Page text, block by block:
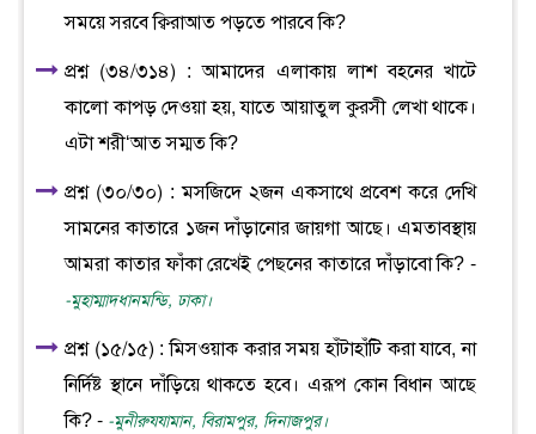
সময়ে সরবে ক্বিরাআত পড়তে পারবে কি?
প্রশ্ন (৩৪/৩১৪) : আমাদের এলাকায় লাশ বহনের খাটে
কালো কাপড় দেওয়া হয়, যাতে আয়াতুল কুরসী লেখা থাকে।
এটা শরী‘আত সম্মত কি?
প্রশ্ন (৩০/৩০) : মসজিদে ২জন একসাথে প্রবেশ করে দেখি
সামনের কাতারে ১জন দাঁড়ানোর জায়গা আছে। এমতাবস্থায়
আমরা কাতার ফাঁকা রেখেই পেছনের কাতারে দাঁড়াবো কি? -
-মুহাম্মাদধানমন্ডি, ঢাকা।
প্রশ্ন (১৫/১৫) : মিসওয়াক করার সময় হাঁটাহাঁটি করা যাবে, না
নির্দিষ্ট স্থানে দাঁড়িয়ে থাকতে হবে। এরূপ কোন বিধান আছে
কি? - -মুনীরুযযামান, বিরামপুর, দিনাজপুর।